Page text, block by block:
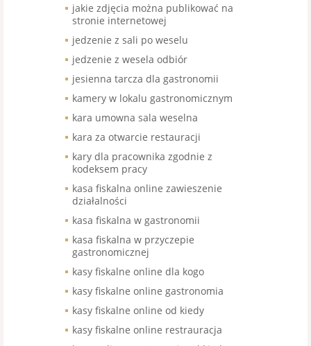
jakie zdjęcia można publikować na
stronie internetowej
jedzenie z sali po weselu
jedzenie z wesela odbiór
jesienna tarcza dla gastronomii
kamery w lokalu gastronomicznym
kara umowna sala weselna
kara za otwarcie restauracji
kary dla pracownika zgodnie z
kodeksem pracy
kasa fiskalna online zawieszenie
działalności
kasa fiskalna w gastronomii
kasa fiskalna w przyczepie
gastronomicznej
kasy fiskalne online dla kogo
kasy fiskalne online gastronomia
kasy fiskalne online od kiedy
kasy fiskalne online restrauracja